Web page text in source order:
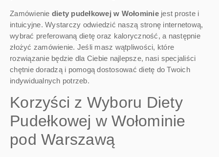
Zamówienie diety pudełkowej w Wołominiejest proste i
intuicyjne. Wystarczy odwiedzić naszą stronę internetową,
wybrać preferowaną dietę oraz kaloryczność, a następnie
złożyć zamówienie. Jeśli masz wątpliwości, które
rozwiązanie będzie dla Ciebie najlepsze, nasi specjaliści
chętnie doradzą i pomogą dostosować dietę do Twoich
indywidualnych potrzeb.
Korzyści z Wyboru Diety
Pudełkowej w Wołominie
pod Warszawą